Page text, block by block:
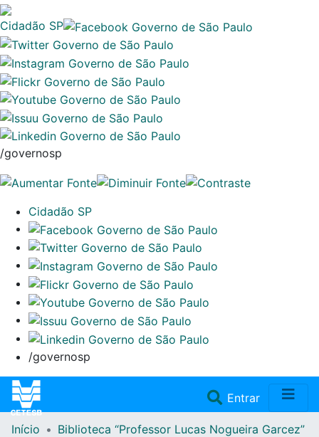
Cidadão SP
/governosp
Cidadão SP
/governosp
Entrar(current)
Início
Biblioteca “Professor Lucas Nogueira Garcez”